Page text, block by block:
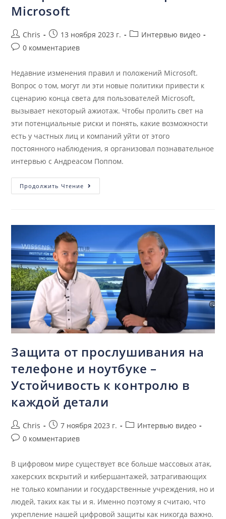
Microsoft
Chris 13 ноября 2023 г.
Интервью видео
0 комментариев
Недавние изменения правил и положений Microsoft.
Вопрос о том, могут ли эти новые политики привести к
сценарию конца света для пользователей Microsoft,
вызывает некоторый ажиотаж. Чтобы пролить свет на
эти потенциальные риски и понять, какие возможности
есть у частных лиц и компаний уйти от этого
постоянного наблюдения, я организовал познавательное
интервью с Андреасом Поппом.
Продолжить Чтение
Защита от прослушивания на
телефоне и ноутбуке –
Устойчивость к контролю в
каждой детали
Chris 7 ноября 2023 г.
Интервью видео
0 комментариев
В цифровом мире существует все больше массовых атак,
хакерских вскрытий и кибершантажей, затрагивающих
не только компании и государственные учреждения, но и
людей, таких как ты и я. Именно поэтому я считаю, что
укрепление нашей цифровой защиты как никогда важно.